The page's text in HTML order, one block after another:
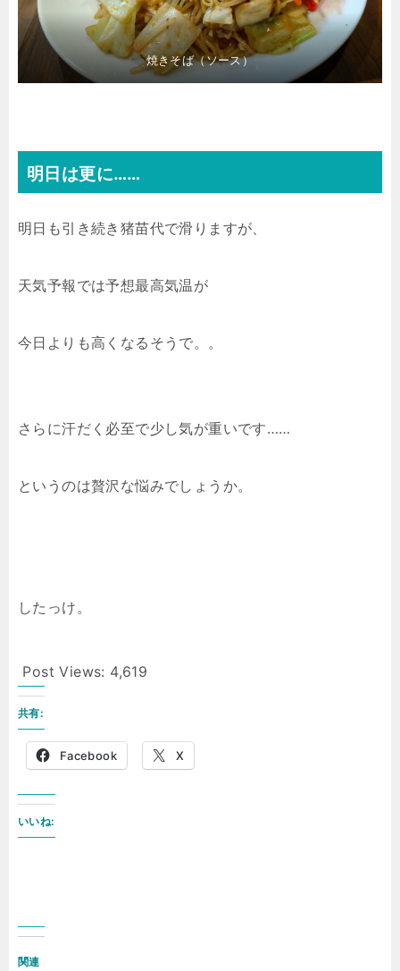
焼きそば（ソース）
明日は更に……
明日も引き続き猪苗代で滑りますが、
天気予報では予想最高気温が
今日よりも高くなるそうで。。
さらに汗だく必至で少し気が重いです……
というのは贅沢な悩みでしょうか。
したっけ。
Post Views: 4,619
共有:
Facebook X
いいね:
関連